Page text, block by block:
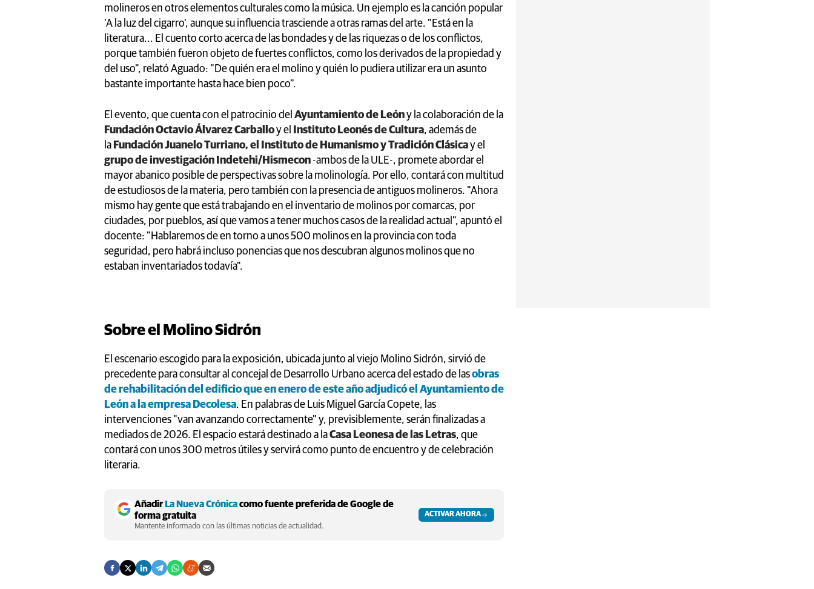
molineros en otros elementos culturales como la música. Un ejemplo es la canción popular
'A la luz del cigarro', aunque su influencia trasciende a otras ramas del arte. "Está en la
literatura... El cuento corto acerca de las bondades y de las riquezas o de los conflictos,
porque también fueron objeto de fuertes conflictos, como los derivados de la propiedad y
del uso", relató Aguado: "De quién era el molino y quién lo pudiera utilizar era un asunto
bastante importante hasta hace bien poco".
El evento, que cuenta con el patrocinio del Ayuntamiento de Leóny la colaboración de la
Fundación Octavio Álvarez Carballoy el Instituto Leonés de Cultura, además de
la Fundación Juanelo Turriano, el Instituto de Humanismo y Tradición Clásicay el
grupo de investigación Indetehi/Hismecon -ambos de la ULE-, promete abordar el
mayor abanico posible de perspectivas sobre la molinología. Por ello, contará con multitud
de estudiosos de la materia, pero también con la presencia de antiguos molineros. "Ahora
mismo hay gente que está trabajando en el inventario de molinos por comarcas, por
ciudades, por pueblos, así que vamos a tener muchos casos de la realidad actual", apuntó el
docente: "Hablaremos de en torno a unos 500 molinos en la provincia con toda
seguridad, pero habrá incluso ponencias que nos descubran algunos molinos que no
estaban inventariados todavía".
Sobre el Molino Sidrón
El escenario escogido para la exposición, ubicada junto al viejo Molino Sidrón, sirvió de
precedente para consultar al concejal de Desarrollo Urbano acerca del estado de lasobras
de rehabilitación del edificio que en enero de este año adjudicó el Ayuntamiento de
León a la empresa Decolesa. En palabras de Luis Miguel García Copete, las
intervenciones "van avanzando correctamente" y, previsiblemente, serán finalizadas a
mediados de 2026. El espacio estará destinado a laCasa Leonesa de las Letras, que
contará con unos 300 metros útiles y servirá como punto de encuentro y de celebración
literaria.
Añadir La Nueva Crónicacomo fuente preferida de Google de
forma gratuita
Mantente informado con las últimas noticias de actualidad.
ACTIVAR AHORA